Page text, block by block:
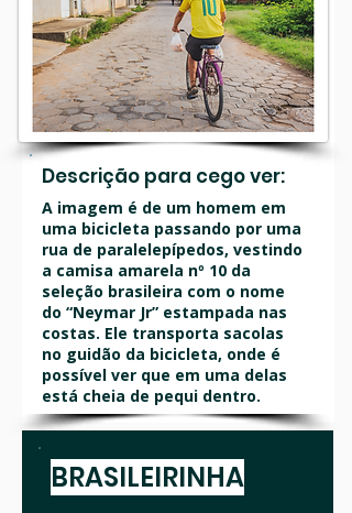
Descrição para cego ver:
A imagem é de um homem em
uma bicicleta passando por uma
rua de paralelepípedos, vestindo
a camisa amarela nº 10 da
seleção brasileira com o nome
do “Neymar Jr” estampada nas
costas. Ele transporta sacolas
no guidão da bicicleta, onde é
possível ver que em uma delas
está cheia de pequi dentro.
BRASILEIRINHA